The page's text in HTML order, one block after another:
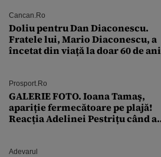
Cancan.ro
Doliu pentru Dan Diaconescu.
Fratele lui, Mario Diaconescu, a
încetat din viață la doar 60 de ani
Prosport.ro
GALERIE FOTO. Ioana Tamaş,
apariție fermecătoare pe plajă!
Reacția Adelinei Pestrițu când a
Adevarul